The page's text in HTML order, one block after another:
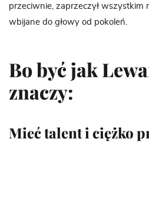
przeciwnie, zaprzeczył wszystkim
wbijane do głowy od pokoleń.
Bo być jak
znaczy:
Mieć talent i ciężko